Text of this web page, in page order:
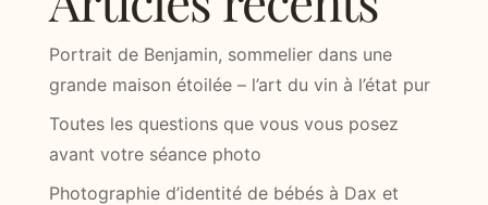
Portrait de Benjamin, sommelier dans une
grande maison étoilée – l’art du vin à l’état pur
Toutes les questions que vous vous posez
avant votre séance photo
Photographie d’identité de bébés à Dax et